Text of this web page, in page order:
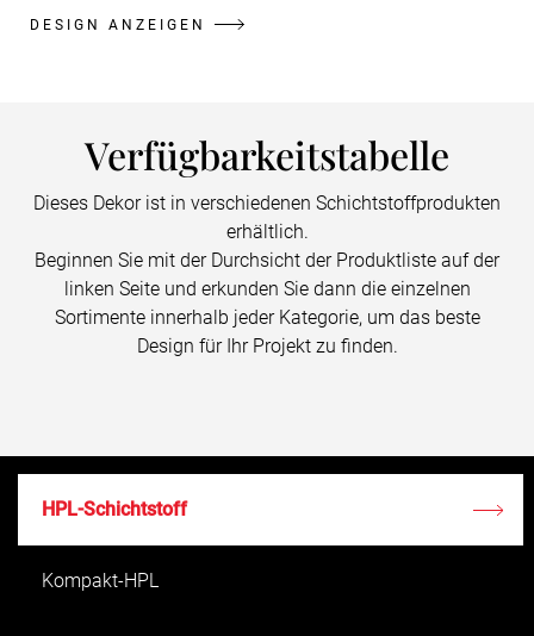
DESIGN ANZEIGEN
Verfügbarkeitstabelle
Dieses Dekor ist in verschiedenen Schichtstoffprodukten
erhältlich.
Beginnen Sie mit der Durchsicht der Produktliste auf der
linken Seite und erkunden Sie dann die einzelnen
Sortimente innerhalb jeder Kategorie, um das beste
Design für Ihr Projekt zu finden.
HPL-Schichtstoff
Kompakt-HPL